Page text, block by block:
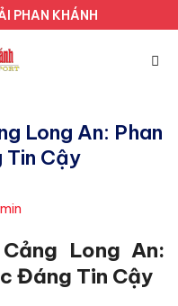
PHAN KHÁNH
Long An: Phan
Tin Cậy
Long An:
Đáng Tin Cậy